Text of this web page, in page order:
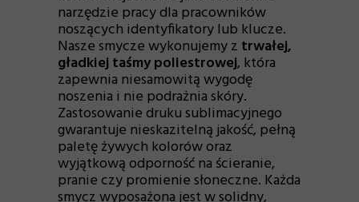
narzędzie pracy dla pracowników
noszących identyfikatory lub klucze.
Nasze smycze wykonujemy z trwałej,
gładkiej taśmy poliestrowej, która
zapewnia niesamowitą wygodę
noszenia i nie podrażnia skóry.
Zastosowanie druku sublimacyjnego
gwarantuje nieskazitelną jakość, pełną
paletę żywych kolorów oraz
wyjątkową odporność na ścieranie,
pranie czy promienie słoneczne. Każda